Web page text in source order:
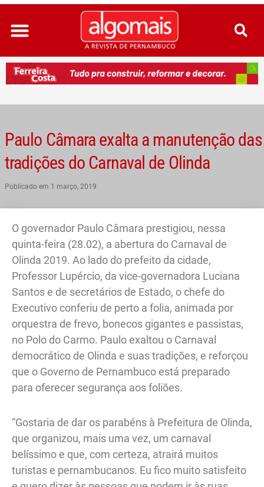
Ir
para
conteúdo
Paulo Câmara exalta a manutenção das
tradições do Carnaval de Olinda
Publicado em 1 março, 2019
O governador Paulo Câmara prestigiou, nessa
quinta-feira (28.02), a abertura do Carnaval de
Olinda 2019. Ao lado do prefeito da cidade,
Professor Lupércio, da vice-governadora Luciana
Santos e de secretários de Estado, o chefe do
Executivo conferiu de perto a folia, animada por
orquestra de frevo, bonecos gigantes e passistas,
no Polo do Carmo. Paulo exaltou o Carnaval
democrático de Olinda e suas tradições, e reforçou
que o Governo de Pernambuco está preparado
para oferecer segurança aos foliões.
“Gostaria de dar os parabéns à Prefeitura de Olinda,
que organizou, mais uma vez, um carnaval
belíssimo e que, com certeza, atrairá muitos
turistas e pernambucanos. Eu fico muito satisfeito